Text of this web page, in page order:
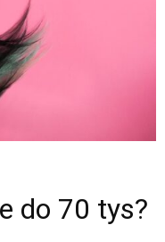
do 70 tys?